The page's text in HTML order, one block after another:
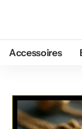
Accessoires